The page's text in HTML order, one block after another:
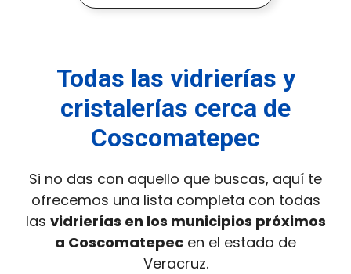
Todas las vidrierías y
cristalerías cerca de
Coscomatepec
Si no das con aquello que buscas, aquí te
ofrecemos una lista completa con todas
las vidrierías en los municipios próximos
a Coscomatepec en el estado de
Veracruz.